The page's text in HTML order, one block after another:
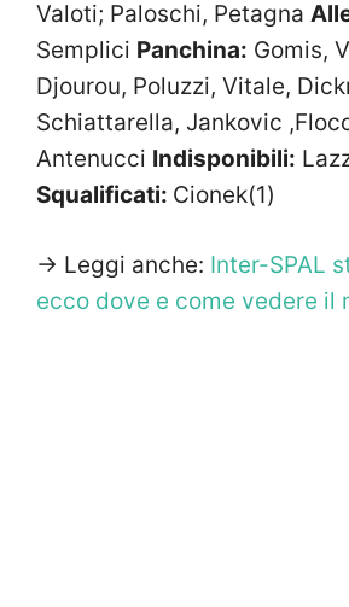
Valoti; Paloschi, Petagna
Semplici Panchina: Gomis,
Djourou, Poluzzi, Vitale,
Schiattarella, Jankovic
Antenucci Indisponibili:
Squalificati: Cionek(1)
-> Leggi anche: Inter-SPAL
ecco dove e come vedere il